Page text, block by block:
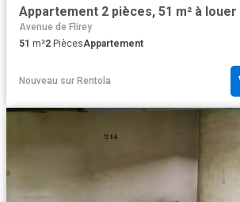
Appartement 2 pièces, 51 m² à louer
Avenue de Flirey
51 m²2 PiècesAppartement
Nouveau sur Rentola